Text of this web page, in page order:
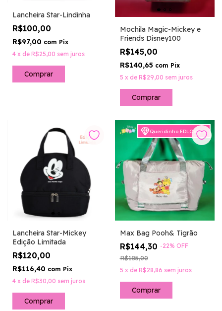
Lancheira Star-Lindinha
R$100,00
R$97,00 com Pix
4 x de R$25,00 sem juros
Mochila Magic-Mickey e
Friends Disney100
R$145,00
R$140,65 com Pix
5 x de R$29,00 sem juros
Lancheira Star-Mickey
Edição Limitada
R$120,00
R$116,40 com Pix
4 x de R$30,00 sem juros
Queridinho EDLOVERS
Max Bag Pooh& Tigrão
R$144,30 -22% OFF
R$185,00
5 x de R$28,86 sem juros
Comprar